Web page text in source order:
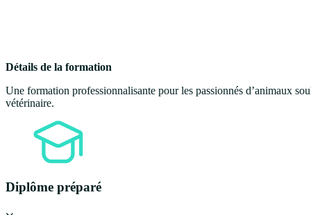
Détails de la formation
Une formation professionnalisante pour les passionnés d’animaux
vétérinaire.
Diplôme préparé